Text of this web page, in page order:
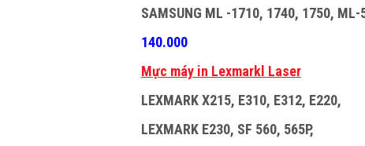
SAMSUNG ML -1710, 1740, 1750, ML-
140.000
Mực máy in Lexmarkl Laser
LEXMARK X215, E310, E312, E220,
LEXMARK E230, SF 560, 565P,